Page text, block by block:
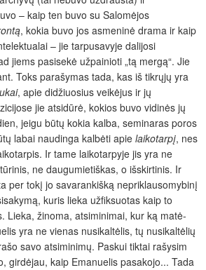
– kaip ten buvo su Salomėjos
, kokia buvo jos asmeninė drama ir kaip
– jie tarpusavyje dalijosi
jiems pasisekė užpainioti „tą mergą“. Jie
Toks parašymas tada, kas iš tikrųjų yra
, apie didžiuosius veikėjus ir jų
jie atsidūrė, kokios buvo vidinės jų
jeigu būtų kokia kalba, seminaras poros
labai naudinga kalbėti apie laikotarpį, nes
Ir tame laikotarpyje jis yra ne
ne daugumietiškas, o išskirtinis. Ir
per tokį jo savarankišką nepriklausomybinį
kuris lieka užfiksuotas kaip to
Lieka, žinoma, atsiminimai, kur ką matė-
yra ne vienas nusikaltėlis, tų nusikaltėlių
savo atsiminimų. Paskui tiktai rašysim
girdėjau, kaip Emanuelis pasakojo... Tada